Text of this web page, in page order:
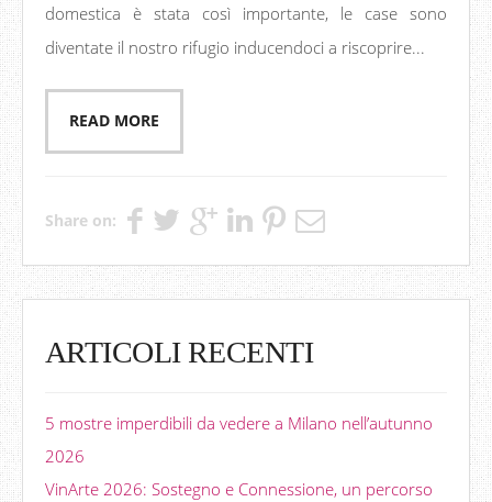
domestica è stata così importante, le case sono
diventate il nostro rifugio inducendoci a riscoprire...
READ MORE
Share on:
ARTICOLI RECENTI
5 mostre imperdibili da vedere a Milano nell’autunno
2026
VinArte 2026: Sostegno e Connessione, un percorso